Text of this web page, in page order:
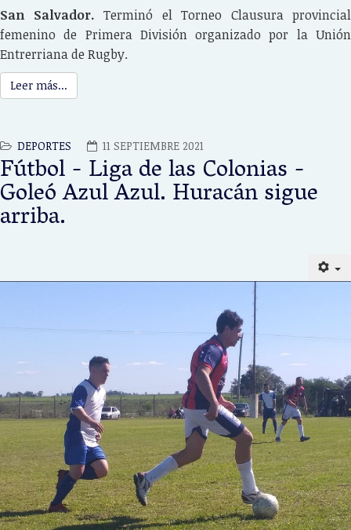
San Salvador. Terminó el Torneo Clausura provincial
femenino de Primera División organizado por la Unión
Entrerriana de Rugby.
Leer más...
DEPORTES 11 SEPTIEMBRE 2021
Fútbol - Liga de las Colonias -
Goleó Azul Azul. Huracán sigue
arriba.